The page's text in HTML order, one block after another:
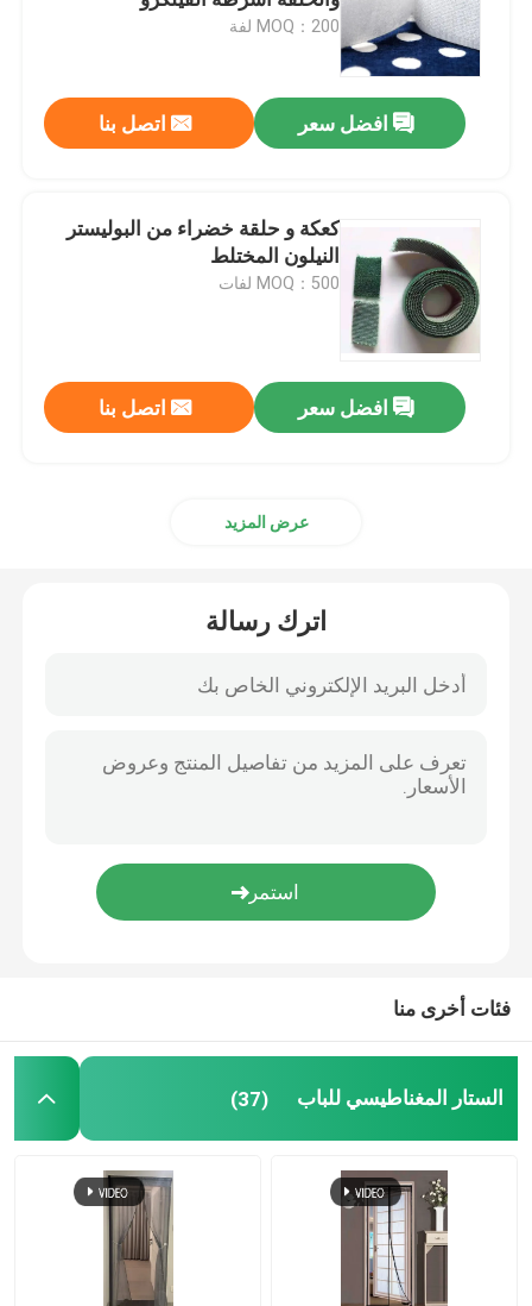
شبكة الحشرات الزراعية
القماش المشمع PE
حقيبة شبكية منسوجة
شبك بلاستيكي
نايلون كبل التعادل
ستارة باب بلاستيكية مغناطيسية
MOQ：200 لفة
افضل سعر اتصل بنا
كعكة و حلقة خضراء من البوليستر
النيلون المختلط
MOQ：500 لفات
افضل سعر اتصل بنا
عرض المزيد
اترك رسالة
فئات أخرى منا
الستار المغناطيسي للباب (37)